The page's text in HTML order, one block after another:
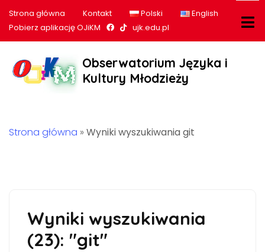
Strona główna Kontakt Polski
English
Pobierz aplikację OJiKM
Nasz profil na Facebook
Nasz profil na tiktok
ujk.edu.pl
Obserwatorium Języka i
Kultury Młodzieży
Strona główna » Wyniki wyszukiwania git
Wyniki wyszukiwania
(23): "git"